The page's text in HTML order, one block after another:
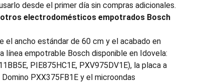
desde el primer día sin compras adicionales.
otros electrodomésticos empotrados Bosch
el ancho estándar de 60 cm y el acabado en
línea empotrable Bosch disponible en Idovela:
PIE875HC1E, PXV975DV1E), la placa a
PXX375FB1E y el microondas